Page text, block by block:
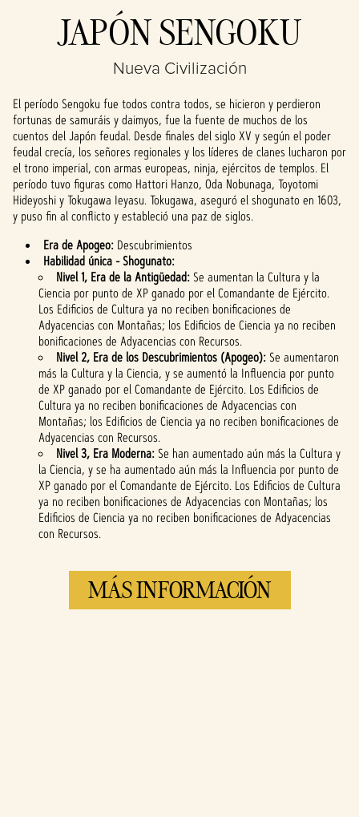
Accept
& Play
jugar, aceptas
lapolítica de
privacidad de
YouTubey la
transferencia
de datos a los
servidores de
Google.
JAPÓN SENGOKU
Nueva Civilización
El período Sengoku fue todos contra todos, se hicieron y perdieron
fortunas de samuráis y daimyos, fue la fuente de muchos de los
cuentos del Japón feudal. Desde finales del siglo XV y según el poder
feudal crecía, los señores regionales y los líderes de clanes lucharon por
el trono imperial, con armas europeas, ninja, ejércitos de templos. El
período tuvo figuras como Hattori Hanzo, Oda Nobunaga, Toyotomi
Hideyoshi y Tokugawa Ieyasu. Tokugawa, aseguró el shogunato en 1603,
y puso fin al conflicto y estableció una paz de siglos.
Era de Apogeo: Descubrimientos
Habilidad única - Shogunato:
Nivel 1, Era de la Antigüedad: Se aumentan la Cultura y la
Ciencia por punto de XP ganado por el Comandante de Ejército.
Los Edificios de Cultura ya no reciben bonificaciones de
Adyacencias con Montañas; los Edificios de Ciencia ya no reciben
bonificaciones de Adyacencias con Recursos.
Nivel 2, Era de los Descubrimientos (Apogeo): Se aumentaron
más la Cultura y la Ciencia, y se aumentó la Influencia por punto
de XP ganado por el Comandante de Ejército. Los Edificios de
Cultura ya no reciben bonificaciones de Adyacencias con
Montañas; los Edificios de Ciencia ya no reciben bonificaciones de
Adyacencias con Recursos.
Nivel 3, Era Moderna: Se han aumentado aún más la Cultura y
la Ciencia, y se ha aumentado aún más la Influencia por punto de
XP ganado por el Comandante de Ejército. Los Edificios de Cultura
ya no reciben bonificaciones de Adyacencias con Montañas; los
Edificios de Ciencia ya no reciben bonificaciones de Adyacencias
con Recursos.
MÁS INFORMACIÓN